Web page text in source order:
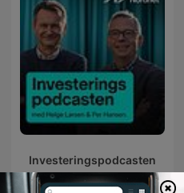
Investeringspodcasten